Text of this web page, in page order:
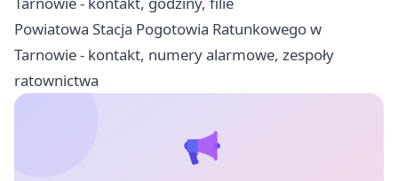
Powiatowa Stacja Pogotowia Ratunkowego w
Tarnowie - kontakt, numery alarmowe, zespoły
ratownictwa